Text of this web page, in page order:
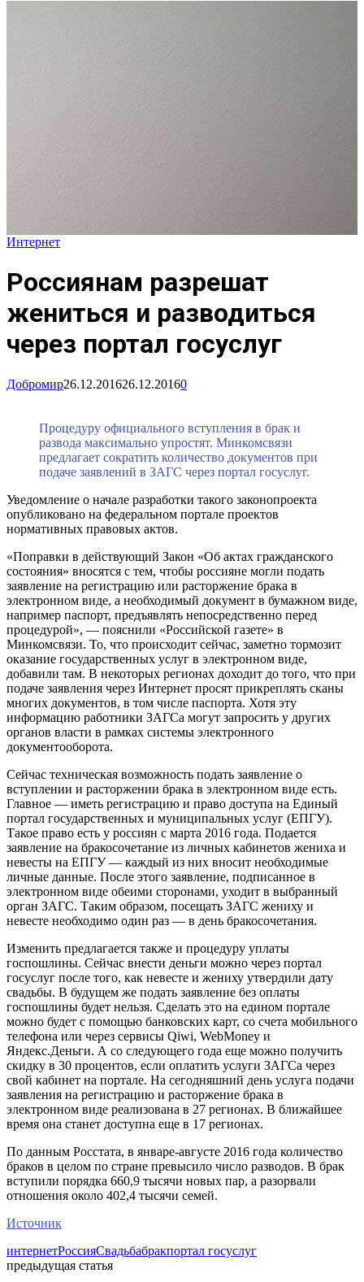
Интернет
Россиянам разрешат
жениться и разводиться
через портал госуслуг
Добромир26.12.201626.12.20160
Процедуру официального вступления в брак и
развода максимально упростят. Минкомсвязи
предлагает сократить количество документов при
подаче заявлений в ЗАГС через портал госуслуг.
Уведомление о начале разработки такого законопроекта
опубликовано на федеральном портале проектов
нормативных правовых актов.
«Поправки в действующий Закон «Об актах гражданского
состояния» вносятся с тем, чтобы россияне могли подать
заявление на регистрацию или расторжение брака в
электронном виде, а необходимый документ в бумажном виде,
например паспорт, предъявлять непосредственно перед
процедурой», — пояснили «Российской газете» в
Минкомсвязи. То, что происходит сейчас, заметно тормозит
оказание государственных услуг в электронном виде,
добавили там. В некоторых регионах доходит до того, что при
подаче заявления через Интернет просят прикреплять сканы
многих документов, в том числе паспорта. Хотя эту
информацию работники ЗАГСа могут запросить у других
органов власти в рамках системы электронного
документооборота.
Сейчас техническая возможность подать заявление о
вступлении и расторжении брака в электронном виде есть.
Главное — иметь регистрацию и право доступа на Единый
портал государственных и муниципальных услуг (ЕПГУ).
Такое право есть у россиян с марта 2016 года. Подается
заявление на бракосочетание из личных кабинетов жениха и
невесты на ЕПГУ — каждый из них вносит необходимые
личные данные. После этого заявление, подписанное в
электронном виде обеими сторонами, уходит в выбранный
орган ЗАГС. Таким образом, посещать ЗАГС жениху и
невесте необходимо один раз — в день бракосочетания.
Изменить предлагается также и процедуру уплаты
госпошлины. Сейчас внести деньги можно через портал
госуслуг после того, как невесте и жениху утвердили дату
свадьбы. В будущем же подать заявление без оплаты
госпошлины будет нельзя. Сделать это на едином портале
можно будет с помощью банковских карт, со счета мобильного
телефона или через сервисы Qiwi, WebMoney и
Яндекс.Деньги. А со следующего года еще можно получить
скидку в 30 процентов, если оплатить услуги ЗАГСа через
свой кабинет на портале. На сегодняшний день услуга подачи
заявления на регистрацию и расторжение брака в
электронном виде реализована в 27 регионах. В ближайшее
время она станет доступна еще в 17 регионах.
По данным Росстата, в январе-августе 2016 года количество
браков в целом по стране превысило число разводов. В брак
вступили порядка 660,9 тысячи новых пар, а разорвали
отношения около 402,4 тысячи семей.
Источник
интернетРоссияСвадьбабракпортал госуслуг
предыдущая статья